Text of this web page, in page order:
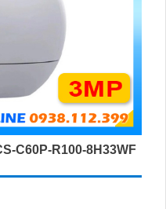
C60P-R100-8H33WF